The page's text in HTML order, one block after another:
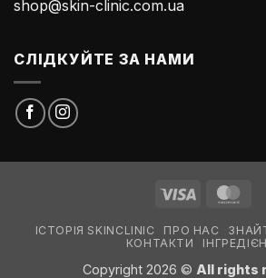
shop@skin-clinic.com.ua
СЛІДКУЙТЕ ЗА НАМИ
Visa
ІСТОРІЯ SKINCLINIC ПРО НАС
КОНТАКТИ
Copyright 2026 © All rights